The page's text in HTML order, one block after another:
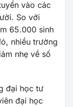
vào các
So với
65.000 sinh
nhiều trường
nhẹ về số
đại học tư
đại học